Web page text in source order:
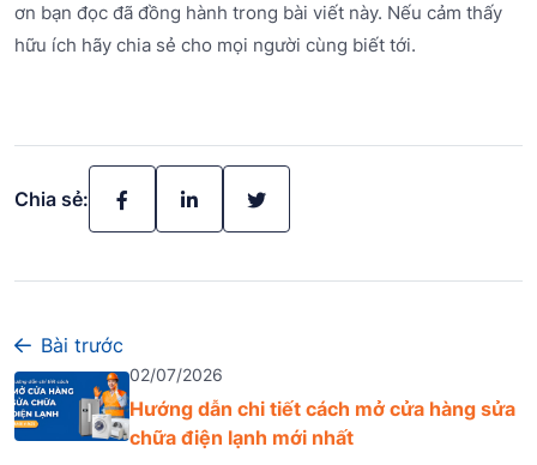
ơn bạn đọc đã đồng hành trong bài viết này. Nếu cảm thấy
hữu ích hãy chia sẻ cho mọi người cùng biết tới.
Chia sẻ:
Bài trước
02/07/2026
Hướng dẫn chi tiết cách mở cửa hàng sửa
chữa điện lạnh mới nhất